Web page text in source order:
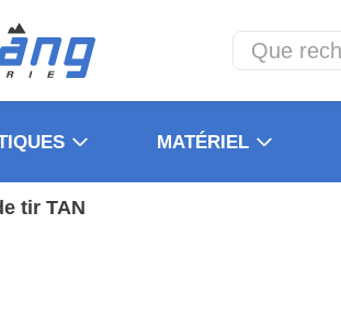
MATÉRIEL
tir TAN